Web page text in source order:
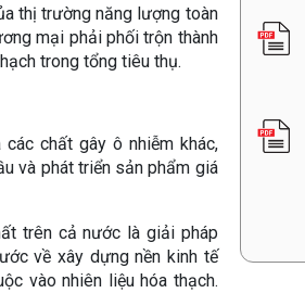
thị trường năng lượng toàn
mại phải phối trộn thành
trong tổng tiêu thụ.
chất gây ô nhiễm khác,
và phát triển sản phẩm giá
trên cả nước là giải pháp
về xây dựng nền kinh tế
vào nhiên liệu hóa thạch.